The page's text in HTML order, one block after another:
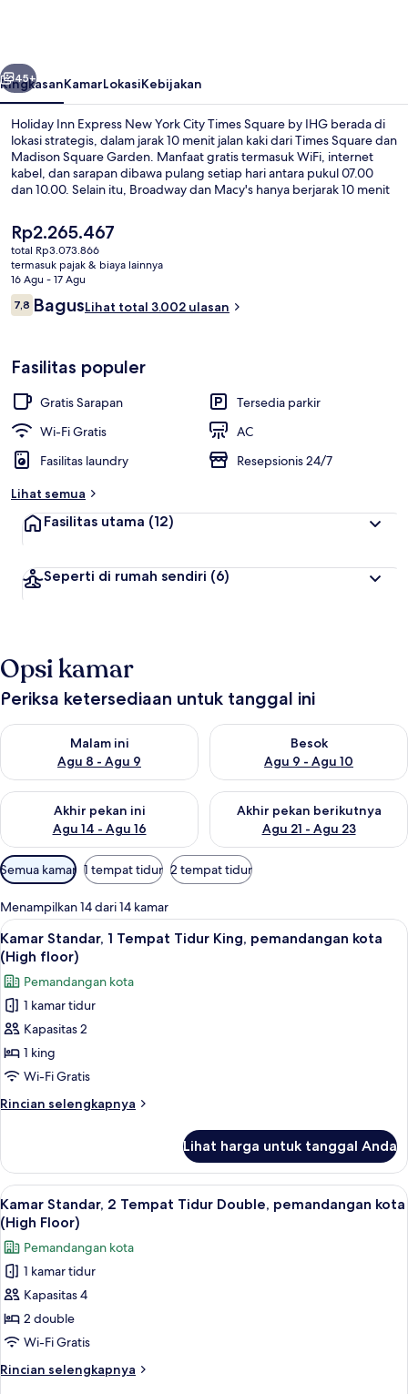
City
Times
Square
by
IHG
Berikutnya
45+
RingkasanKamarLokasiKebijakan
Holiday Inn Express New York City Times Square by IHG berada di
lokasi strategis, dalam jarak 10 menit jalan kaki dari Times Square dan
Madison Square Garden. Manfaat gratis termasuk WiFi, internet
kabel, dan sarapan dibawa pulang setiap hari antara pukul 07.00
dan 10.00. Selain itu, Broadway dan Macy's hanya berjarak 10 menit
traveler. Properti ini berada dekat dengan transportasi umum:
Terminal Akhir Bus 42 St. - Port Authority berjarak 3 menit dan
Stasiun 34 St. - Penn berjarak 7 menit.
Harga
saat
ini
Rp2.265.467
Rp2.265.467
total Rp3.073.866
termasuk pajak & biaya lainnya
16 Agu - 17 Agu
Ulasan
7,87,8 dari 10
BagusLihat total 3.002 ulasan
Fasilitas populer
Gratis Sarapan
Tersedia parkir
Wi-Fi Gratis
AC
Fasilitas laundry
Resepsionis 24/7
Lihat semua
Fasilitas utama (12)
Seperti di rumah sendiri (6)
Opsi kamar
Periksa ketersediaan untuk tanggal ini
Malam ini
Agu 8 - Agu 9
Periksa ketersediaan untuk malam ini Agu 8 - Agu 9
Besok
Agu 9 - Agu 10
Periksa ketersediaan untuk
Akhir pekan ini
Agu 14 - Agu 16
Periksa ketersediaan untuk akhir pekan ini Agu 14 - Agu 16
Akhir pekan berikutnya
Agu 21 - Agu 23
Periksa ketersediaan untuk
Filter
tersedia
untuk
kamar
Semua kamar 1 tempat tidur 2 tempat tidur
Menampilkan 14 dari 14 kamar
Lihat
semua
foto
untuk
Kamar
Standar,
1
Tempat
Tidur
King,
kota
(High
floor)
Brankas, meja kerja, tirai kedap
7
Kamar Standar, 1 Tempat Tidur King, pemandangan kota
(High floor)
Pemandangan kota
1 kamar tidur
Kapasitas 2
1 king
Wi-Fi Gratis
Rincian selengkapnya
Rincian
Kamar
Standar,
1
Tempat
Tidur
King,
pemandangan
kota
(High
floor)
Lihat harga untuk tanggal Anda
Lihat
semua
foto
untuk
Kamar
Standar,
2
Tempat
Tidur
Double,
8
Kamar Standar, 2 Tempat Tidur Double, pemandangan kota
(High Floor)
Pemandangan kota
1 kamar tidur
Kapasitas 4
2 double
Wi-Fi Gratis
Rincian selengkapnya
Rincian